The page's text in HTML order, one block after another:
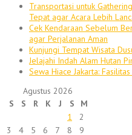
Transportasi untuk
Tepat agar Acara Lebih
Cek Kendaraan Sebelum
agar Perjalanan Aman
Kunjungi Tempat Wisata
Jelajahi Indah Alam Hutan
Sewa Hiace Jakarta:
Agustus 2026
S
S R K J S
M
1
2
3
4 5 6 7 8
9